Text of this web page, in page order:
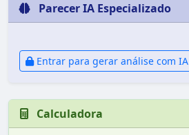
Parecer IA Especializado
Entrar para gerar análise com IA
Calculadora